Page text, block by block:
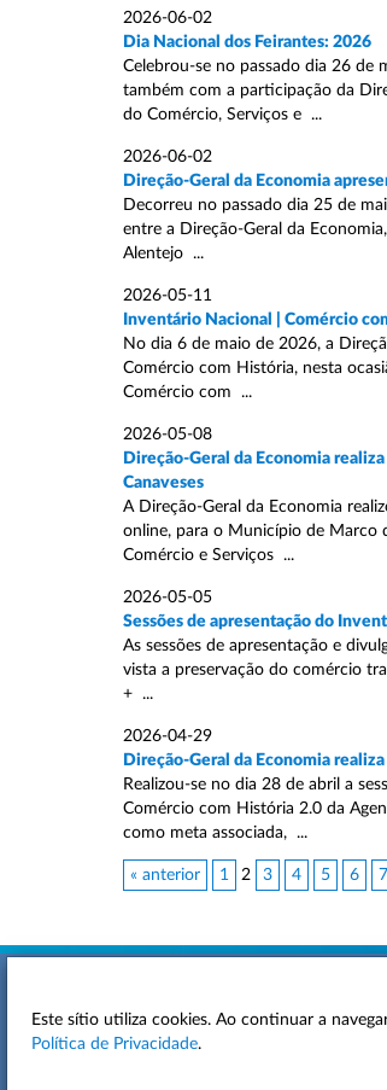
2026-06-02
Dia Nacional dos Feirantes: 2026
Celebrou-se no passado dia 26 de
também com a participação da
do Comércio, Serviços e ...
2026-06-02
Direção-Geral da Economia
Decorreu no passado dia 25 de
entre a Direção-Geral da
Alentejo ...
2026-05-11
Inventário Nacional | Comércio
No dia 6 de maio de 2026, a
Comércio com História, nesta
Comércio com ...
2026-05-08
Direção-Geral da Economia
Canaveses
A Direção-Geral da Economia
online, para o Município de Marco
Comércio e Serviços ...
2026-05-05
Sessões de apresentação do
As sessões de apresentação e
vista a preservação do comércio
+ ...
2026-04-29
Direção-Geral da Economia
Realizou-se no dia 28 de abril a
Comércio com História 2.0 da
como meta associada, ...
« anterior 1 2 3 4 5 6 7
ACESSIBILIDADE
Este sítio utiliza cookies. Ao continuar a
Política de Privacidade.